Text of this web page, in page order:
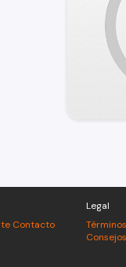
Contacto
Legal